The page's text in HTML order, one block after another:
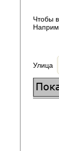
Чтобы
Улица